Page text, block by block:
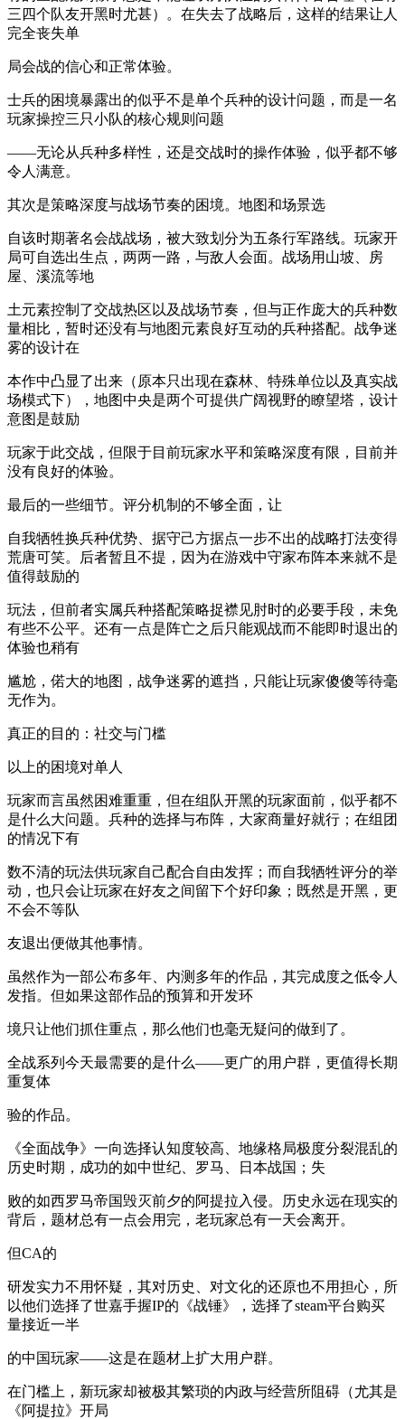
三四个队友开黑时尤甚）。在失去了战略后，这样的结果让人
完全丧失单
局会战的信心和正常体验。
士兵的困境暴露出的似乎不是单个兵种的设计问题，而是一名
玩家操控三只小队的核心规则问题
——无论从兵种多样性，还是交战时的操作体验，似乎都不够
令人满意。
其次是策略深度与战场节奏的困境。地图和场景选
自该时期著名会战战场，被大致划分为五条行军路线。玩家开
局可自选出生点，两两一路，与敌人会面。战场用山坡、房
屋、溪流等地
土元素控制了交战热区以及战场节奏，但与正作庞大的兵种数
量相比，暂时还没有与地图元素良好互动的兵种搭配。战争迷
雾的设计在
本作中凸显了出来（原本只出现在森林、特殊单位以及真实战
场模式下），地图中央是两个可提供广阔视野的瞭望塔，设计
意图是鼓励
玩家于此交战，但限于目前玩家水平和策略深度有限，目前并
没有良好的体验。
最后的一些细节。评分机制的不够全面，让
自我牺牲换兵种优势、据守己方据点一步不出的战略打法变得
荒唐可笑。后者暂且不提，因为在游戏中守家布阵本来就不是
值得鼓励的
玩法，但前者实属兵种搭配策略捉襟见肘时的必要手段，未免
有些不公平。还有一点是阵亡之后只能观战而不能即时退出的
体验也稍有
尴尬，偌大的地图，战争迷雾的遮挡，只能让玩家傻傻等待毫
无作为。
真正的目的：社交与门槛
以上的困境对单人
玩家而言虽然困难重重，但在组队开黑的玩家面前，似乎都不
是什么大问题。兵种的选择与布阵，大家商量好就行；在组团
的情况下有
数不清的玩法供玩家自己配合自由发挥；而自我牺牲评分的举
动，也只会让玩家在好友之间留下个好印象；既然是开黑，更
不会不等队
友退出便做其他事情。
虽然作为一部公布多年、内测多年的作品，其完成度之低令人
发指。但如果这部作品的预算和开发环
境只让他们抓住重点，那么他们也毫无疑问的做到了。
全战系列今天最需要的是什么——更广的用户群，更值得长期
重复体
验的作品。
《全面战争》一向选择认知度较高、地缘格局极度分裂混乱的
历史时期，成功的如中世纪、罗马、日本战国；失
败的如西罗马帝国毁灭前夕的阿提拉入侵。历史永远在现实的
背后，题材总有一点会用完，老玩家总有一天会离开。
但CA的
研发实力不用怀疑，其对历史、对文化的还原也不用担心，所
以他们选择了世嘉手握IP的《战锤》，选择了steam平台购买
量接近一半
的中国玩家——这是在题材上扩大用户群。
在门槛上，新玩家却被极其繁琐的内政与经营所阻碍（尤其是
《阿提拉》开局